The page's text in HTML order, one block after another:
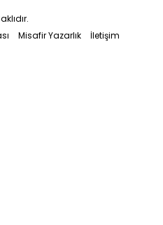
Misafir Yazarlık İletişim